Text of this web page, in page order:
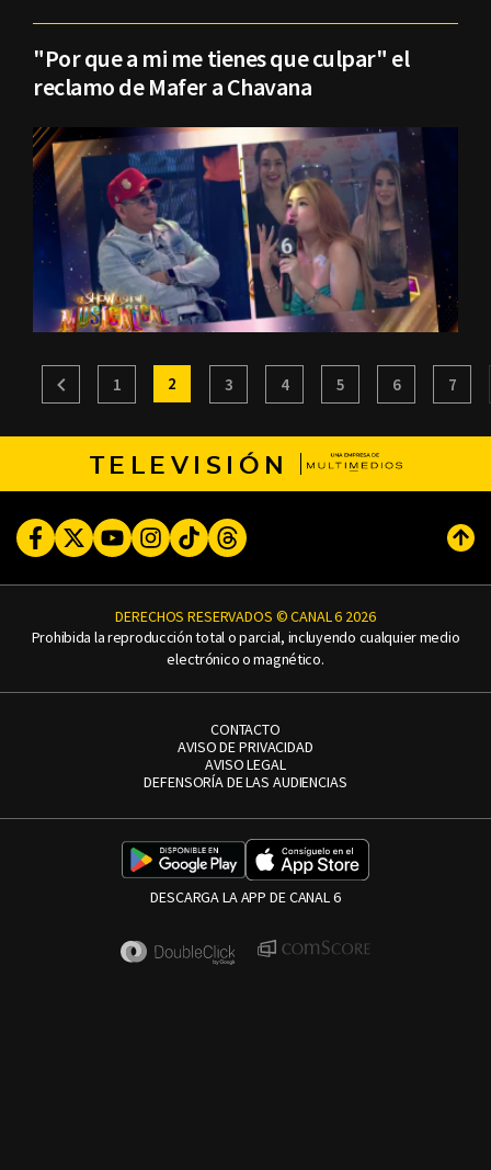
"Por que a mi me tienes que culpar" el
reclamo de Mafer a Chavana
1 2 3 4 5 6 7
TELEVISIÓN
FacebookTwitterYoutubeInstagram
TikTokThreads
DERECHOS RESERVADOS © CANAL 6 2026
Prohibida la reproducción total o parcial, incluyendo cualquier medio
electrónico o magnético.
CONTACTO
AVISO DE PRIVACIDAD
AVISO LEGAL
DEFENSORÍA DE LAS AUDIENCIAS
DESCARGA LA APP DE CANAL 6